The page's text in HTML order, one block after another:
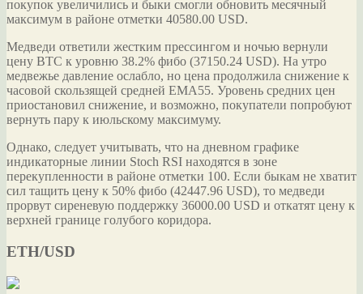
покупок увеличились и быки смогли обновить месячный
максимум в районе отметки 40580.00 USD.
Медведи ответили жестким прессингом и ночью вернули
цену BTC к уровню 38.2% фибо (37150.24 USD). На утро
медвежье давление ослабло, но цена продолжила снижение к
часовой скользящей средней EMA55. Уровень средних цен
приостановил снижение, и возможно, покупатели попробуют
вернуть пару к июльскому максимуму.
Однако, следует учитывать, что на дневном графике
индикаторные линии Stoch RSI находятся в зоне
перекупленности в районе отметки 100. Если быкам не хватит
сил тащить цену к 50% фибо (42447.96 USD), то медведи
прорвут сиреневую поддержку 36000.00 USD и откатят цену к
верхней границе голубого коридора.
ETH/USD